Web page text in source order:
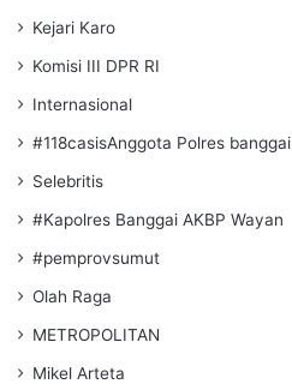
Kejari Karo
Komisi III DPR RI
Internasional
#118casisAnggota Polres banggai
Selebritis
#Kapolres Banggai AKBP Wayan
#pemprovsumut
Olah Raga
METROPOLITAN
Mikel Arteta